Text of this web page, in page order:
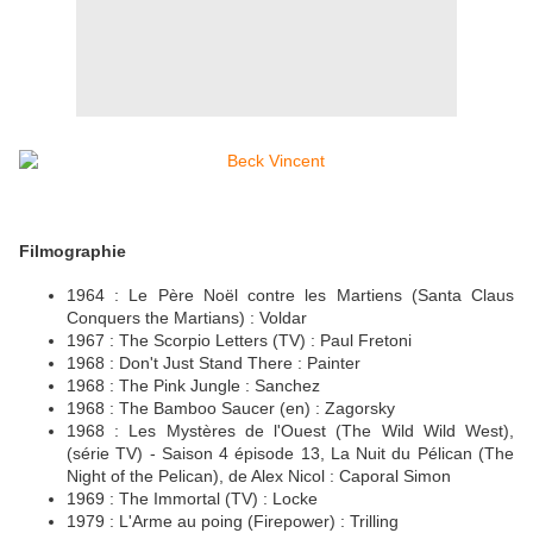
Filmographie
1964 : Le Père Noël contre les Martiens (Santa Claus
Conquers the Martians) : Voldar
1967 : The Scorpio Letters (TV) : Paul Fretoni
1968 : Don't Just Stand There : Painter
1968 : The Pink Jungle : Sanchez
1968 : The Bamboo Saucer (en) : Zagorsky
1968 : Les Mystères de l'Ouest (The Wild Wild West),
(série TV) - Saison 4 épisode 13, La Nuit du Pélican (The
Night of the Pelican), de Alex Nicol : Caporal Simon
1969 : The Immortal (TV) : Locke
1979 : L'Arme au poing (Firepower) : Trilling